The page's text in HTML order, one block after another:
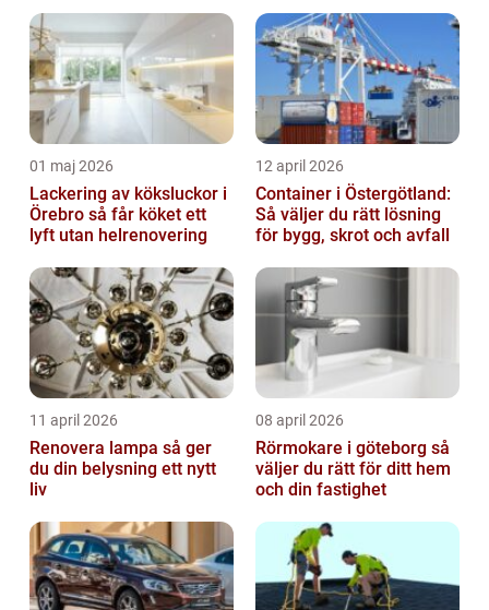
01 maj 2026
Lackering av köksluckor i
Örebro så får köket ett
lyft utan helrenovering
12 april 2026
Container i Östergötland:
Så väljer du rätt lösning
för bygg, skrot och avfall
11 april 2026
Renovera lampa så ger
du din belysning ett nytt
liv
08 april 2026
Rörmokare i göteborg så
väljer du rätt för ditt hem
och din fastighet